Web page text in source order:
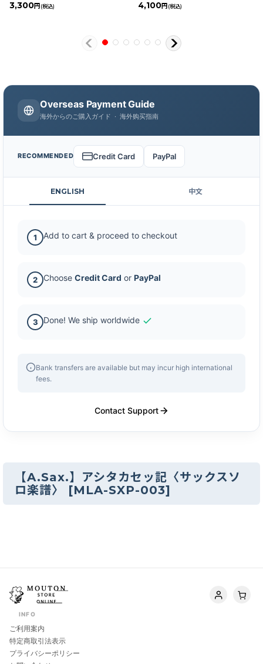
【A.Sax.】アシタカセッ記〈サックスソ
ロ楽譜〉
[MLA-SXP-003]
3,300円 (税込) 4,100円 (税込)
Overseas Payment Guide
海外からのご購入ガイド · 海外购买指南
RECOMMENDED Credit Card PayPal
ENGLISH 中文
1 Add to cart & proceed to checkout
2 Choose Credit Card or PayPal
3 Done! We ship worldwide
Bank transfers are available but may incur high international
fees.
Contact Support
INFO
ご利用案内
特定商取引法表示
プライバシーポリシー